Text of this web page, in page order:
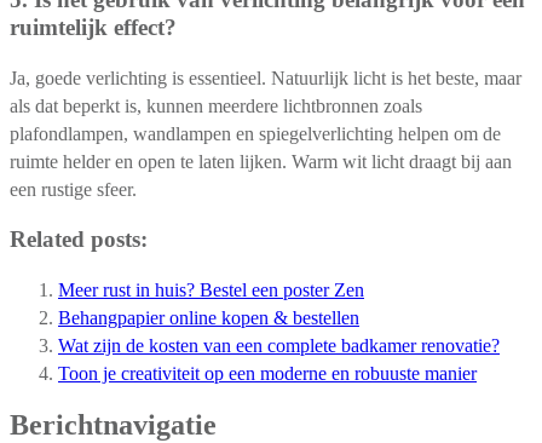
ruimtelijk effect?
Ja, goede verlichting is essentieel. Natuurlijk licht is het beste, maar
als dat beperkt is, kunnen meerdere lichtbronnen zoals
plafondlampen, wandlampen en spiegelverlichting helpen om de
ruimte helder en open te laten lijken. Warm wit licht draagt bij aan
een rustige sfeer.
Related posts:
Meer rust in huis? Bestel een poster Zen
Behangpapier online kopen & bestellen
Wat zijn de kosten van een complete badkamer renovatie?
Toon je creativiteit op een moderne en robuuste manier
Berichtnavigatie